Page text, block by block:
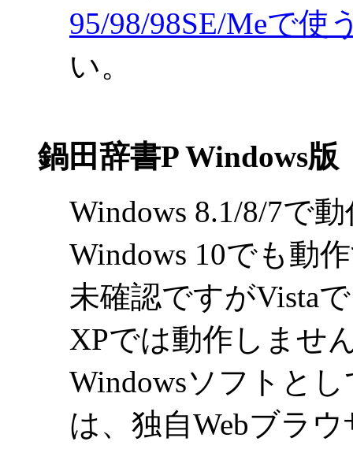
95/98/98SE/Meで使
い。
鍋田辞書P Windows版
Windows 8.1/8/7で
Windows 10でも動
未確認ですがVista
XPでは動作しませ
Windowsソフトと
は、独自Webブラ